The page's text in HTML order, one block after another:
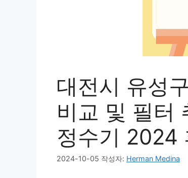
대전시 유성
비교 및 필터
정수기 2024
2024-10-05 작성자: Herman Medina